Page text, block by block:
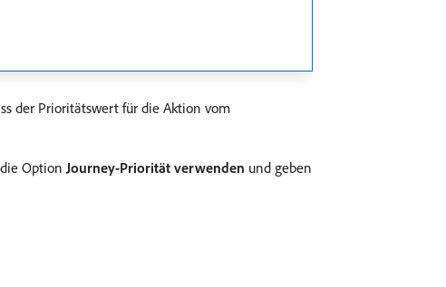
der Prioritätswert für die Aktion vom
OptionJourney-Priorität verwenden und geben